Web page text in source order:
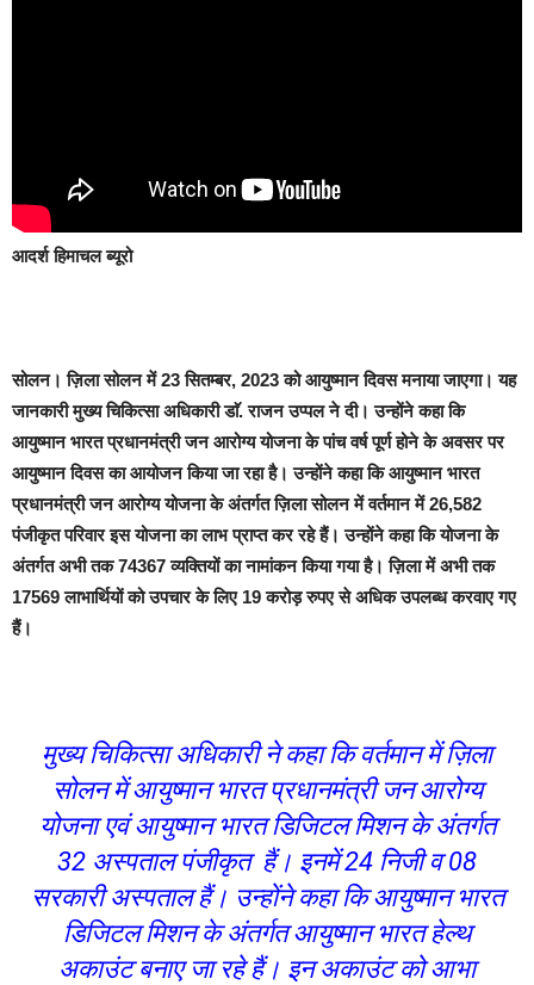
आदर्श हिमाचल ब्यूरो
सोलन। ज़िला सोलन में 23 सितम्बर, 2023 को आयुष्मान दिवस मनाया जाएगा। यह
जानकारी मुख्य चिकित्सा अधिकारी डाॅ. राजन उप्पल ने दी। उन्होंने कहा कि
आयुष्मान भारत प्रधानमंत्री जन आरोग्य योजना के पांच वर्ष पूर्ण होने के अवसर पर
आयुष्मान दिवस का आयोजन किया जा रहा है। उन्होंने कहा कि आयुष्मान भारत
प्रधानमंत्री जन आरोग्य योजना के अंतर्गत ज़िला सोलन में वर्तमान में 26,582
पंजीकृत परिवार इस योजना का लाभ प्राप्त कर रहे हैं। उन्होंने कहा कि योजना के
अंतर्गत अभी तक 74367 व्यक्तियों का नामांकन किया गया है। ज़िला में अभी तक
17569 लाभार्थियों को उपचार के लिए 19 करोड़ रुपए से अधिक उपलब्ध करवाए गए
हैं।
मुख्य चिकित्सा अधिकारी ने कहा कि वर्तमान में ज़िला
सोलन में आयुष्मान भारत प्रधानमंत्री जन आरोग्य
योजना एवं आयुष्मान भारत डिजिटल मिशन के अंतर्गत
32 अस्पताल पंजीकृत हैं। इनमें 24 निजी व 08
सरकारी अस्पताल हैं। उन्होंने कहा कि आयुष्मान भारत
डिजिटल मिशन के अंतर्गत आयुष्मान भारत हेल्थ
अकाउंट बनाए जा रहे हैं। इन अकाउंट को आभा